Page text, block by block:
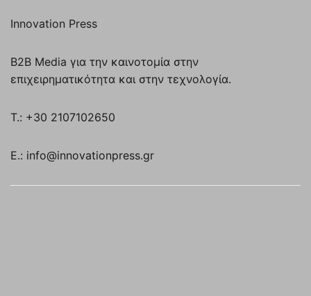
Innovation Press
B2B Media για την καινοτομία στην
επιχειρηματικότητα και στην τεχνολογία.
T.: +30 2107102650
E.: info@innovationpress.gr